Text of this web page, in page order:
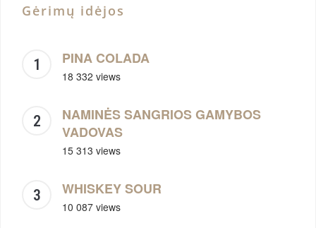
Gėrimų idėjos
PINA COLADA
18 332 views
NAMINĖS SANGRIOS GAMYBOS
VADOVAS
15 313 views
WHISKEY SOUR
10 087 views